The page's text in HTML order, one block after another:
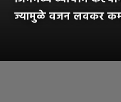
ज्यामुळे वजन लवकर